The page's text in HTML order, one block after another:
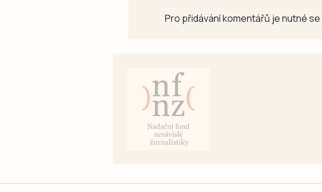
Pro přidávání komentářů je nutné se